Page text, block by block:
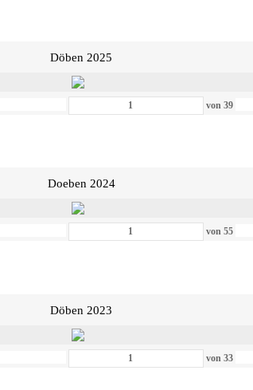
Döben 2025
von39
Doeben 2024
von55
Döben 2023
von33